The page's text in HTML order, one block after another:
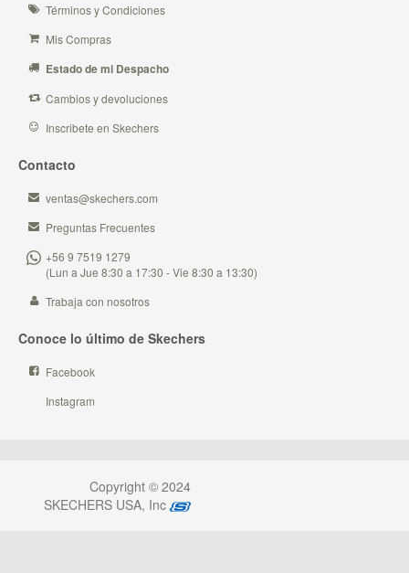
Términos y Condiciones
Mis Compras
Estado de mi Despacho
Cambios y devoluciones
Inscribete en Skechers
Contacto
ventas@skechers.com
Preguntas Frecuentes
+56 9 7519 1279
(Lun a Jue 8:30 a 17:30 - Vie 8:30 a 13:30)
Trabaja con nosotros
Conoce lo último de Skechers
Facebook
Instagram
Copyright © 2024
SKECHERS USA, Inc